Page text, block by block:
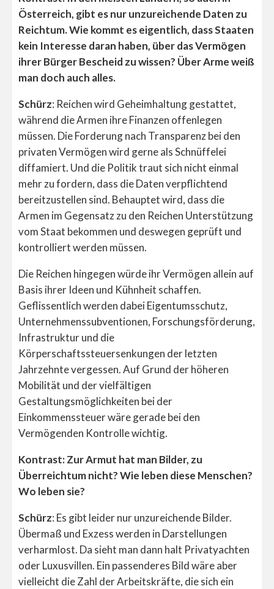
Österreich, gibt es nur unzureichende Daten zu
Reichtum. Wie kommt es eigentlich, dass Staaten
kein Interesse daran haben, über das Vermögen
ihrer Bürger Bescheid zu wissen? Über Arme weiß
man doch auch alles.
Schürz: Reichen wird Geheimhaltung gestattet,
während die Armen ihre Finanzen offenlegen
müssen. Die Forderung nach Transparenz bei den
privaten Vermögen wird gerne als Schnüffelei
diffamiert. Und die Politik traut sich nicht einmal
mehr zu fordern, dass die Daten verpflichtend
bereitzustellen sind. Behauptet wird, dass die
Armen im Gegensatz zu den Reichen Unterstützung
vom Staat bekommen und deswegen geprüft und
kontrolliert werden müssen.
Die Reichen hingegen würde ihr Vermögen allein auf
Basis ihrer Ideen und Kühnheit schaffen.
Geflissentlich werden dabei Eigentumsschutz,
Unternehmenssubventionen, Forschungsförderung,
Infrastruktur und die
Körperschaftssteuersenkungen der letzten
Jahrzehnte vergessen. Auf Grund der höheren
Mobilität und der vielfältigen
Gestaltungsmöglichkeiten bei der
Einkommenssteuer wäre gerade bei den
Vermögenden Kontrolle wichtig.
Kontrast: Zur Armut hat man Bilder, zu
Überreichtum nicht? Wie leben diese Menschen?
Wo leben sie?
Schürz: Es gibt leider nur unzureichende Bilder.
Übermaß und Exzess werden in Darstellungen
verharmlost. Da sieht man dann halt Privatyachten
oder Luxusvillen. Ein passenderes Bild wäre aber
vielleicht die Zahl der Arbeitskräfte, die sich ein